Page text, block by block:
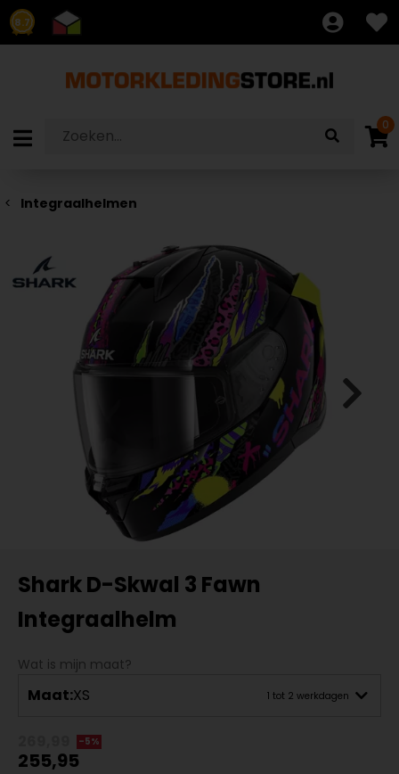
8.7
0
Integraalhelmen
Shark D-Skwal 3 Fawn
Integraalhelm
Wat is mijn maat?
Maat:XS 1 tot 2 werkdagen
-5%
255,95